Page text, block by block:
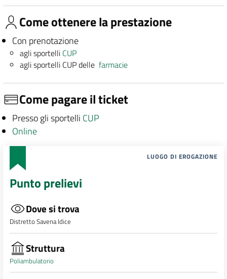
Come ottenere la prestazione
Con prenotazione
agli sportelli CUP
agli sportelli CUP dellefarmacie
Come pagare il ticket
Presso gli sportelli CUP
Online
LUOGO DI EROGAZIONE
Punto prelievi
Dove si trova
Distretto Savena Idice
Struttura
Poliambulatorio